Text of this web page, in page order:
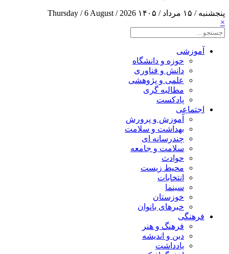
پنجشنبه / ۱۵ مرداد / ۱۴۰۵
Thursday / 6 August / 2026
×
آموزشی
حوزه و دانشگاه
دانش و فناوری
علمی و پژوهشی
مطالبه گری
پادکست
اجتماعی
آموزش و پرورش
بهداشت و سلامت
چندرسانه ای
سلامت و جامعه
حوادث
محیط زیست
انتخابات
سینما
خوزستان
خبرهای بانوان
فرهنگی
فرهنگ و هنر
دین و اندیشه
یادداشت